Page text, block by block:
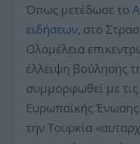
Όπως μετέδωσε το
ειδήσεων, στο
Ολομέλεια
έλλειψη βούλησης
συμμορφωθεί με τις
Ευρωπαϊκής
την Τουρκία